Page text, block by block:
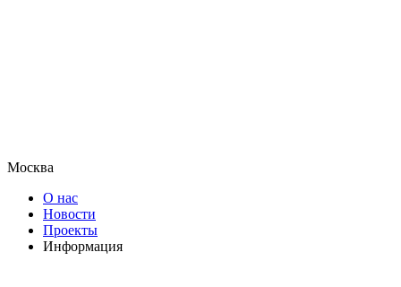
Москва
О нас
Новости
Проекты
Информация